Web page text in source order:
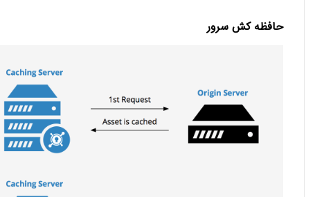
حافظه کش سرور